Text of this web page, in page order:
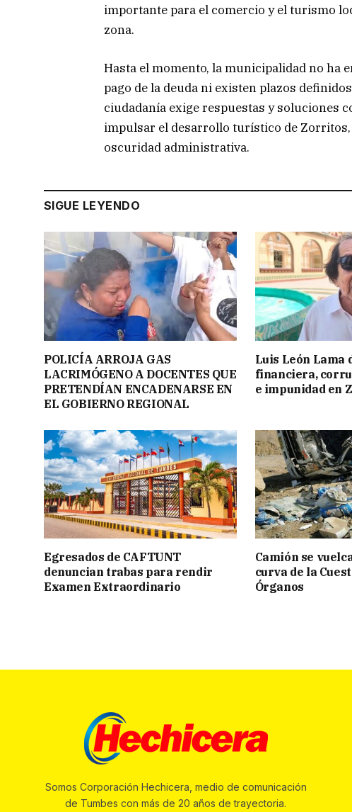
importante para el comercio y el turismo
zona.
Hasta el momento, la municipalidad no ha
pago de la deuda ni existen plazos
ciudadanía exige respuestas y soluciones
impulsar el desarrollo turístico de
oscuridad administrativa.
SIGUE LEYENDO
POLICÍA ARROJA GAS
LACRIMÓGENO A DOCENTES QUE
PRETENDÍAN ENCADENARSE EN
EL GOBIERNO REGIONAL
Luis León Lama
financiera,
e impunidad en
Egresados de CAFTUNT
denuncian trabas para rendir
Examen Extraordinario
Camión se
curva de la
Órganos
Somos Corporación Hechicera, medio de comunicación
de Tumbes con más de 20 años de trayectoria.